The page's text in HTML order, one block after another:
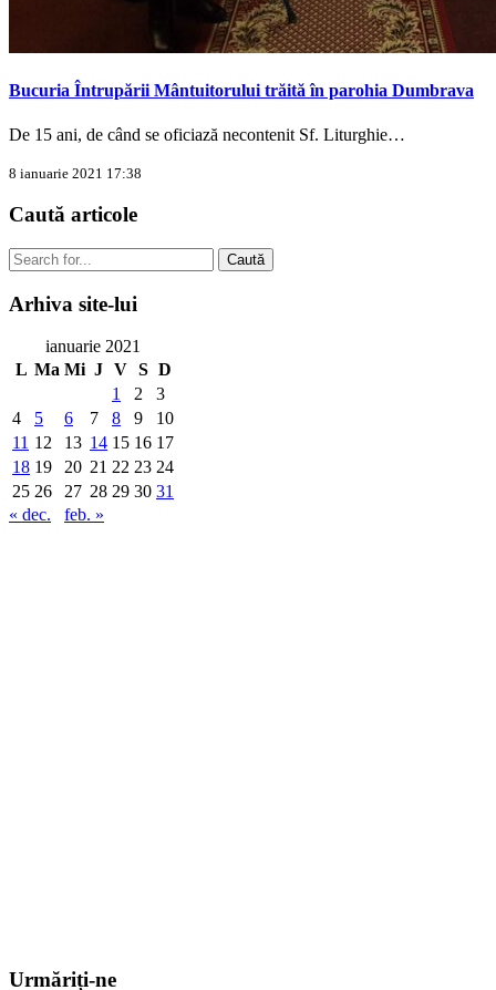
Bucuria Întrupării Mântuitorului trăită în parohia Dumbrava
De 15 ani, de când se oficiază necontenit Sf. Liturghie…
8 ianuarie 2021 17:38
Caută articole
Caută
Arhiva site-lui
ianuarie 2021
L Ma Mi J V S D
1
2
3
4
5 6 7 8 9
10
11 12 13 14 15 16 17
18 19 20 21 22 23 24
25 26 27 28 29 30 31
« dec.
feb. »
Urmăriți-ne